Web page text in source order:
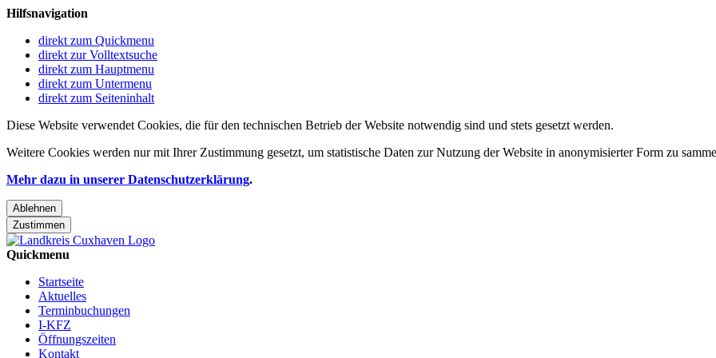
Hilfsnavigation
direkt zum Quickmenu
direkt zur Volltextsuche
direkt zum Hauptmenu
direkt zum Untermenu
direkt zum Seiteninhalt
Diese Website verwendet Cookies, die für den technischen Betrieb der Website notwendig sind und stets gesetzt werden.
Weitere Cookies werden nur mit Ihrer Zustimmung gesetzt, um statistische Daten zur Nutzung der Website in anonymisierter Form zu
Mehr dazu in unserer Datenschutzerklärung.
Ablehnen
Zustimmen
Quickmenu
Startseite
Aktuelles
Terminbuchungen
I-KFZ
Öffnungszeiten
Kontakt